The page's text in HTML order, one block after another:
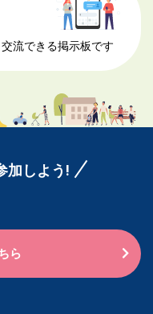
流できる掲示板です
加しよう!
ら